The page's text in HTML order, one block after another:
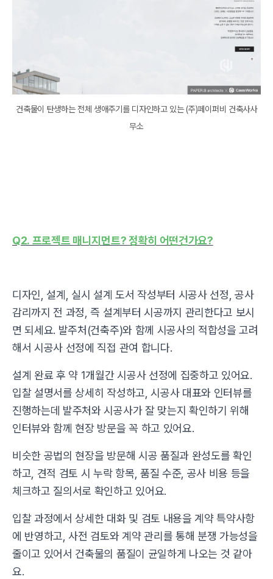
﻿건축물이 탄생하는 전체 생애주기를 디자인하고 있는 (주)페이퍼비 건축사사
무소
Q2. 프로젝트 매니지먼트? 정확히 어떤건가요?
디자인, 설계, 실시 설계 도서 작성부터 시공사 선정, 공사
감리까지 전 과정, 즉 설계부터 시공까지 관리한다고 보시
면 되세요. 발주처(건축주)와 함께 시공사의 적합성을 고려
해서 시공사 선정에 직접 관여 합니다.
설계 완료 후 약 1개월간 시공사 선정에 집중하고 있어요.
입찰 설명서를 상세히 작성하고, 시공사 대표와 인터뷰를
진행하는데 발주처와 시공사가 잘 맞는지 확인하기 위해
인터뷰와 함께 현장 방문을 꼭 하고 있어요.
비슷한 공법의 현장을 방문해 시공 품질과 완성도를 확인
하고, 견적 검토 시 누락 항목, 품질 수준, 공사 비용 등을
체크하고 질의서로 확인하고 있어요.
입찰 과정에서 상세한 대화 및 검토 내용을 계약 특약사항
에 반영하고, 사전 검토와 계약 관리를 통해 분쟁 가능성을
줄이고 있어서 건축물의 품질이 균일하게 나오는 것 같아
요.